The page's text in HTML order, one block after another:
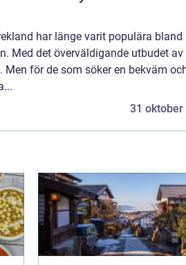
har länge varit populära bland
Med det överväldigande utbudet av
för de som söker en bekväm
31 oktober